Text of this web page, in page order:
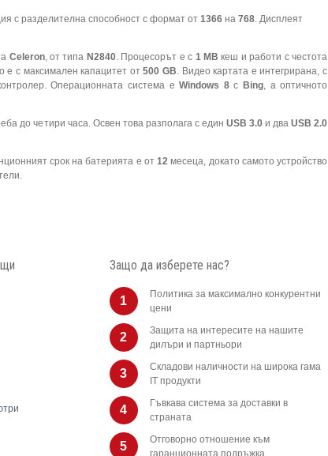
с разделителна способност с формат от 1366 на 768. Дисплеят
Celeron, от типа N2840. Процесорът е с 1 MB кеш и работи с честота
е с максимален капацитет от500 GB. Видео картата е интегрирана, с
Операционната система еWindows 8с Bing, а оптичното
до четири часа. Освен това разполага с един USB 3.0и два USB 2.0
срок на батерията е от 12 месеца, докато самото устройство
Защо да изберете нас?
1
Политика за максимално конкурентни
цени
2
Защита на интересите на нашите
дилъри и партньори
3
Складови наличности на широка гама
IT продукти
4
Гъвкава система за доставки в
страната
5
Отговорно отношение към
гаранционната подръжка